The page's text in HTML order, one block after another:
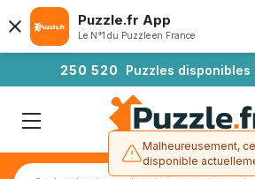
250 520 Puzzles disponibles
Puzzle.fr App
Le N°1 du Puzzle en France
Malheureusement,
disponible